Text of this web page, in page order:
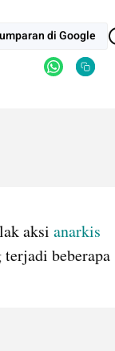
di Google
aksi anarkis
beberapa